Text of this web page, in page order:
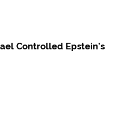
Controlled Epstein’s